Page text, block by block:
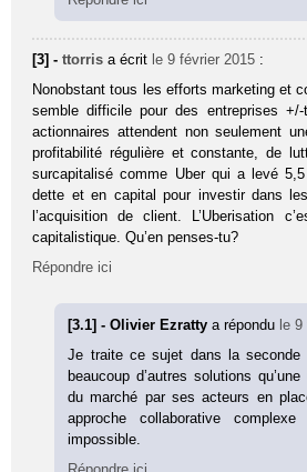
[3] -ttorris a écrit le 9 février 2015 :
Nonobstant tous les efforts marketing et
semble difficile pour des entreprises +/-
actionnaires attendent non seulement
profitabilité régulière et constante, de
surcapitalisé comme Uber qui a levé
dette et en capital pour investir dans
l’acquisition de client. L’Uberisation
capitalistique. Qu’en penses-tu?
Répondre ici
[3.1] - Olivier Ezrattya répondu le
Je traite ce sujet dans la seconde
beaucoup d’autres solutions
du marché par ses acteurs en
approche collaborative
impossible.